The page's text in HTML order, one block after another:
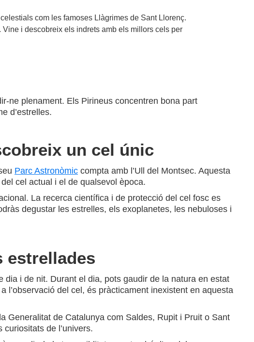
com les famoses Llàgrimes de Sant Llorenç.
i descobreix els indrets amb els millors cels per
ne plenament. Els Pirineus concentren bona part
d’estrelles.
un cel únic
Parc Astronòmic compta amb l’Ull del Montsec. Aquesta
cel actual i el de qualsevol època.
La recerca científica i de protecció del cel fosc es
degustar les estrelles, els exoplanetes, les nebuloses i
estrellades
dia i de nit. Durant el dia, pots gaudir de la natura en estat
l’observació del cel, és pràcticament inexistent en aquesta
Generalitat de Catalunya com Saldes, Rupit i Pruit o Sant
de l’univers.